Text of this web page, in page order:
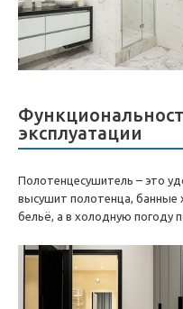
эксплуатации
Полотенцесушитель – это
высушит полотенца, банные
бельё, а в холодную погоду